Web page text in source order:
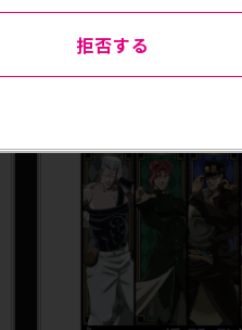
スが登場！！
拒否する